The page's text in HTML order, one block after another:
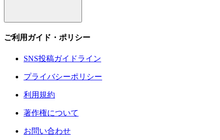
ご利用ガイド・ポリシー
SNS投稿ガイドライン
プライバシーポリシー
利用規約
著作権について
お問い合わせ